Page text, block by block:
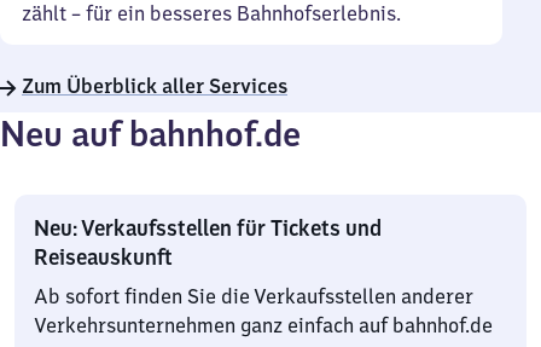
zählt – für ein besseres Bahnhofserlebnis.
Zum Überblick aller Services
Neu auf bahnhof.de
Neu: Verkaufsstellen für Tickets und
Reiseauskunft
Ab sofort finden Sie die Verkaufsstellen anderer
Verkehrsunternehmen ganz einfach auf bahnhof.de